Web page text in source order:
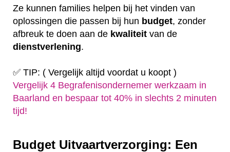
Ze kunnen families helpen bij het vinden van
oplossingen die passen bij hun budget, zonder
afbreuk te doen aan de kwaliteit van de
dienstverlening.
✅ TIP: ( Vergelijk altijd voordat u koopt )
Vergelijk 4 Begrafenisondernemer werkzaam in
Baarland en bespaar tot 40% in slechts 2 minuten
tijd!
Budget Uitvaartverzorging: Een